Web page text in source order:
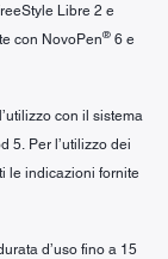
Libre 2 e
con NovoPen® 6 e
con il sistema
5. Per l’utilizzo dei
le indicazioni fornite
d’uso fino a 15